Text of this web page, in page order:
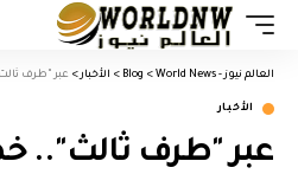
العالم نيوز - World News >
Blog
> الأخبار > عبر "طرف
الأخبار
عبر "طرف ثالث"..